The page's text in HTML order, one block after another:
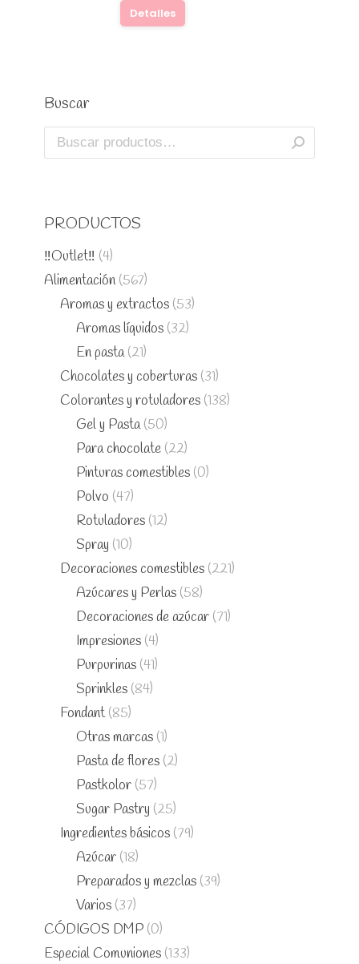
Detalles
Buscar
PRODUCTOS
‼️Outlet‼️ (4)
Alimentación (567)
Aromas y extractos (53)
Aromas líquidos (32)
En pasta (21)
Chocolates y coberturas (31)
Colorantes y rotuladores (138)
Gel y Pasta (50)
Para chocolate (22)
Pinturas comestibles (0)
Polvo (47)
Rotuladores (12)
Spray (10)
Decoraciones comestibles (221)
Azúcares y Perlas (58)
Decoraciones de azúcar (71)
Impresiones (4)
Purpurinas (41)
Sprinkles (84)
Fondant (85)
Otras marcas (1)
Pasta de flores (2)
Pastkolor (57)
Sugar Pastry (25)
Ingredientes básicos (79)
Azúcar (18)
Preparados y mezclas (39)
Varios (37)
CÓDIGOS DMP (0)
Especial Comuniones (133)